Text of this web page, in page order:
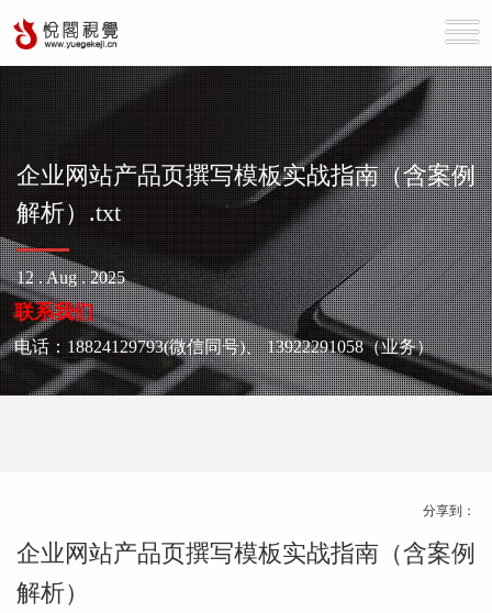
企业网站产品页撰写模板实战指南（含案例
解析）.txt
12 . Aug . 2025
联系我们
电话：18824129793(微信同号)、13922291058（业务）
分享到：
企业网站产品页撰写模板实战指南（含案例
解析）